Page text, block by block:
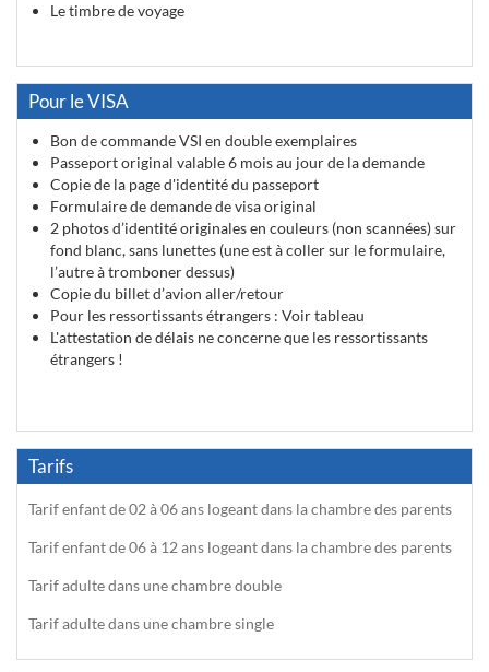
Le timbre de voyage
Pour le VISA
Bon de commande VSI en double exemplaires
Passeport original valable 6 mois au jour de la demande
Copie de la page d'identité du passeport
Formulaire de demande de visa original
2 photos d’identité originales en couleurs (non scannées) sur
fond blanc, sans lunettes (une est à coller sur le formulaire,
l’autre à tromboner dessus)
Copie du billet d’avion aller/retour
Pour les ressortissants étrangers : Voir tableau
L'attestation de délais ne concerne que les ressortissants
étrangers !
Tarifs
Tarif enfant de 02 à 06 ans logeant dans la chambre des parents
Tarif enfant de 06 à 12 ans logeant dans la chambre des parents
Tarif adulte dans une chambre double
Tarif adulte dans une chambre single